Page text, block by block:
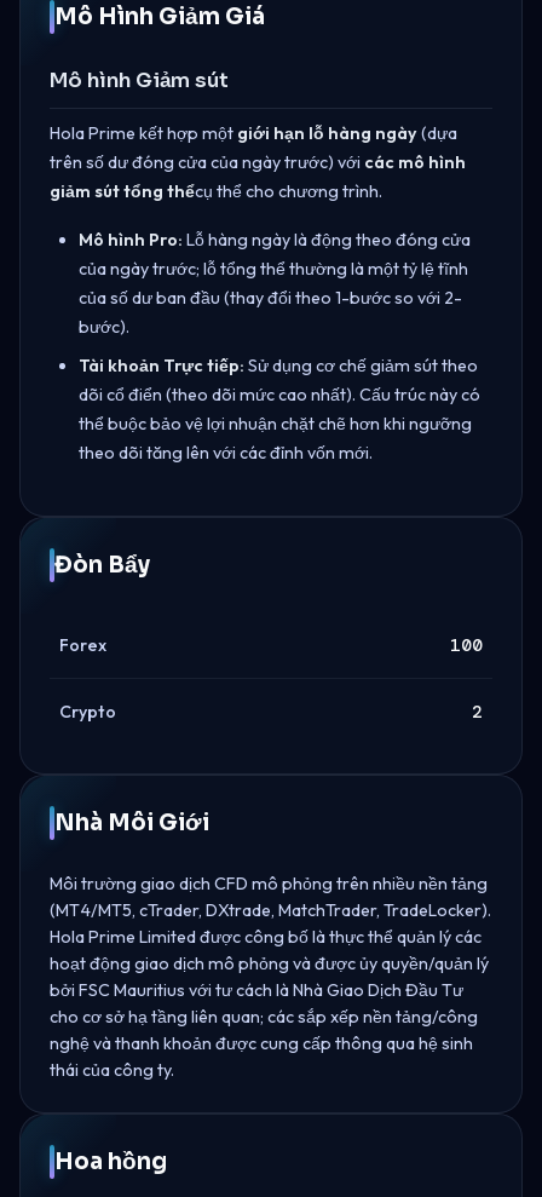
Mô Hình Giảm Giá
Mô hình Giảm sút
Hola Prime kết hợp một giới hạn lỗ hàng ngày(dựa
trên số dư đóng cửa của ngày trước) với các mô hình
giảm sút tổng thểcụ thể cho chương trình.
Mô hình Pro: Lỗ hàng ngày là động theo đóng cửa
của ngày trước; lỗ tổng thể thường là một tỷ lệ tĩnh
của số dư ban đầu (thay đổi theo 1-bước so với 2-
bước).
Tài khoản Trực tiếp: Sử dụng cơ chế giảm sút theo
dõi cổ điển (theo dõi mức cao nhất). Cấu trúc này có
thể buộc bảo vệ lợi nhuận chặt chẽ hơn khi ngưỡng
theo dõi tăng lên với các đỉnh vốn mới.
Đòn Bẩy
Forex 100
Crypto 2
Nhà Môi Giới
Môi trường giao dịch CFD mô phỏng trên nhiều nền tảng
(MT4/MT5, cTrader, DXtrade, MatchTrader, TradeLocker).
Hola Prime Limited được công bố là thực thể quản lý các
hoạt động giao dịch mô phỏng và được ủy quyền/quản lý
bởi FSC Mauritius với tư cách là Nhà Giao Dịch Đầu Tư
cho cơ sở hạ tầng liên quan; các sắp xếp nền tảng/công
nghệ và thanh khoản được cung cấp thông qua hệ sinh
thái của công ty.
Hoa hồng